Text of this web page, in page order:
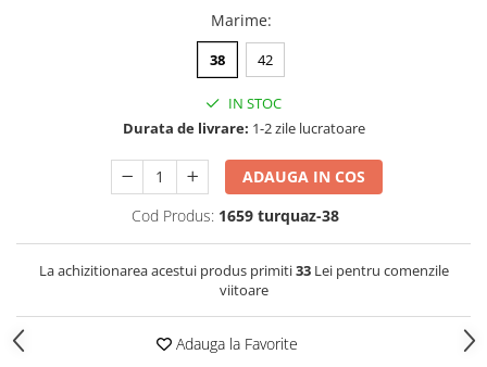
Marime:
38 42
IN STOC
Durata de livrare: 1-2 zile lucratoare
ADAUGA IN COS
Cod Produs: 1659 turquaz-38
La achizitionarea acestui produs primiti33Lei pentru comenzile
viitoare
Adauga la Favorite